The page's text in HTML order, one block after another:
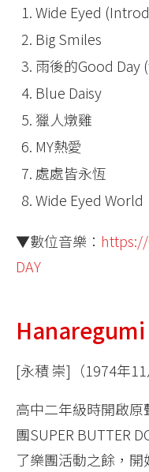
Wide Eyed
Big Smiles
雨後的Good Day
Blue Daisy
獵人燉雞
MY熱愛
處處皆永恆
Wide Eyed World
▼數位音樂： https://
DAY
Hanaregumi
[永積 崇]（1974年
高中二年級時開啟
團SUPER BUTTER
了樂團活動之餘，